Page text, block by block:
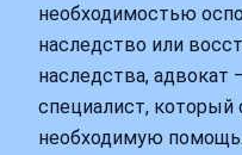
необходимостью
наследство или
наследства, адвокат
специалист, который
необходимую